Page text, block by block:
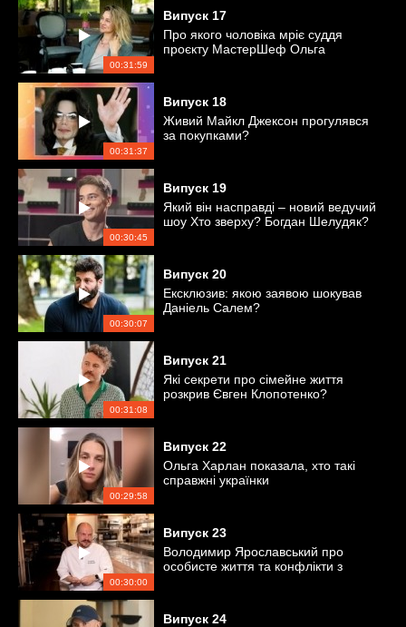
00:31:59
Випуск 17
Про якого чоловіка мріє суддя
проєкту МастерШеф Ольга
00:31:37
Випуск 18
Живий Майкл Джексон прогулявся
за покупками?
00:30:45
Випуск 19
Який він насправді – новий ведучий
шоу Хто зверху? Богдан Шелудяк?
00:30:07
Випуск 20
Ексклюзив: якою заявою шокував
Даніель Салем?
00:31:08
Випуск 21
Які секрети про сімейне життя
розкрив Євген Клопотенко?
00:29:58
Випуск 22
Ольга Харлан показала, хто такі
справжні українки
00:30:00
Випуск 23
Володимир Ярославський про
особисте життя та конфлікти з
Випуск 24